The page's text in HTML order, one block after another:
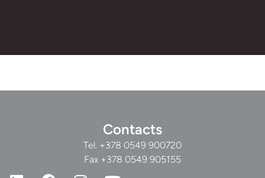
Contacts
Tel. +378 0549 900720
Fax +378 0549 905155